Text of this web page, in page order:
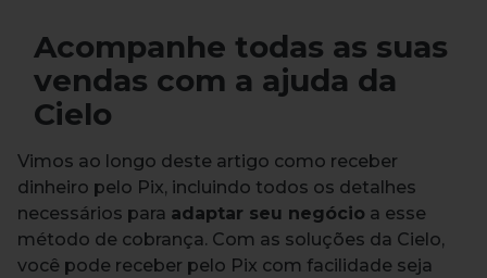
Acompanhe todas as suas
vendas com a ajuda da
Cielo
Vimos ao longo deste artigo como receber
dinheiro pelo Pix, incluindo todos os detalhes
necessários para adaptar seu negócio a esse
método de cobrança. Com as soluções da Cielo,
você pode receber pelo Pix com facilidade seja